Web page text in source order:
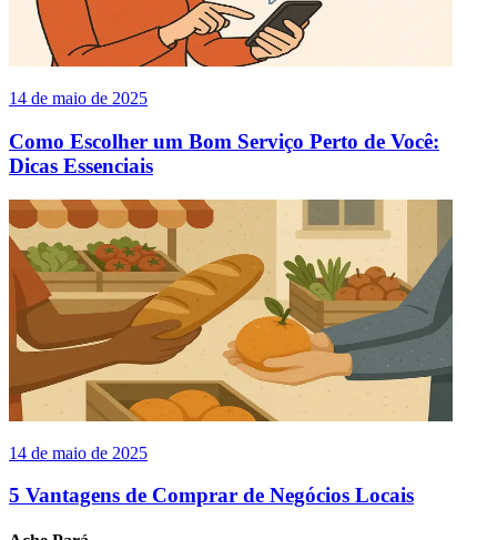
14 de maio de 2025
Como Escolher um Bom Serviço Perto de Você:
Dicas Essenciais
14 de maio de 2025
5 Vantagens de Comprar de Negócios Locais